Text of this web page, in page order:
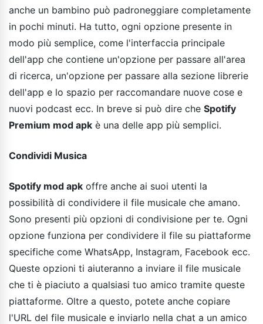
anche un bambino può padroneggiare completamente
in pochi minuti. Ha tutto, ogni opzione presente in
modo più semplice, come l'interfaccia principale
dell'app che contiene un'opzione per passare all'area
di ricerca, un'opzione per passare alla sezione librerie
dell'app e lo spazio per raccomandare nuove cose e
nuovi podcast ecc. In breve si può dire che Spotify
Premium mod apk è una delle app più semplici.
Condividi Musica
Spotify mod apk offre anche ai suoi utenti la
possibilità di condividere il file musicale che amano.
Sono presenti più opzioni di condivisione per te. Ogni
opzione funziona per condividere il file su piattaforme
specifiche come WhatsApp, Instagram, Facebook ecc.
Queste opzioni ti aiuteranno a inviare il file musicale
che ti è piaciuto a qualsiasi tuo amico tramite queste
piattaforme. Oltre a questo, potete anche copiare
l'URL del file musicale e inviarlo nella chat a un amico